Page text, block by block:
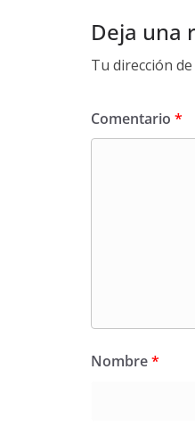
Deja una
Tu dirección
Comentario *
Nombre*